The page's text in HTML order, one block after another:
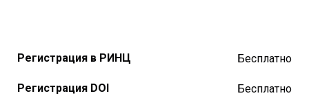
Регистрация в РИНЦ Бесплатно
Регистрация DOI Бесплатно